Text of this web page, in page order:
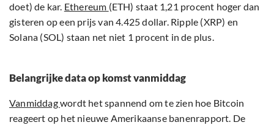
doet) de kar. Ethereum (ETH) staat 1,21 procent hoger dan
gisteren op een prijs van 4.425 dollar. Ripple (XRP) en
Solana (SOL) staan net niet 1 procent in de plus.
Belangrijke data op komst vanmiddag
Vanmiddagwordt het spannend om te zien hoe Bitcoin
reageert op het nieuwe Amerikaanse banenrapport. De